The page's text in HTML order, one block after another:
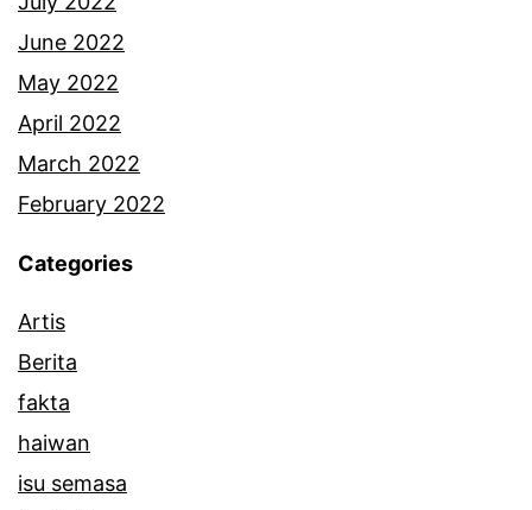
June 2022
May 2022
April 2022
March 2022
February 2022
Categories
Artis
Berita
fakta
haiwan
isu semasa